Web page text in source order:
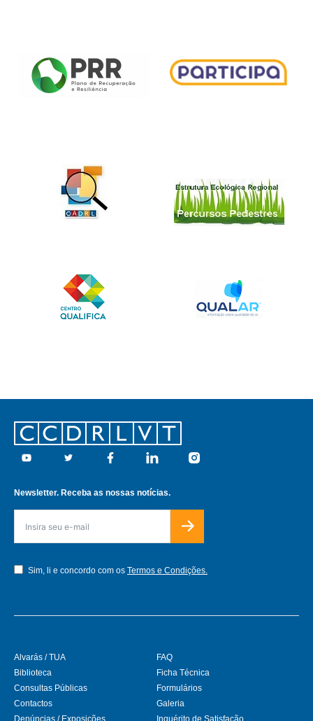
Footer
Youtube Twitter Facebook Linkedin Instagram
Newsletter. Receba as nossas notícias.
Sim, li e concordo com os Termos e Condições.
Alvarás / TUA
Biblioteca
Consultas Públicas
Contactos
Denúncias / Exposições
FAQ
Ficha Técnica
Formulários
Galeria
Inquérito de Satisfação